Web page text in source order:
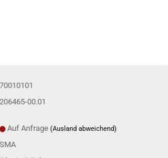
70010101
206465-00.01
Auf Anfrage (Ausland abweichend)
SMA